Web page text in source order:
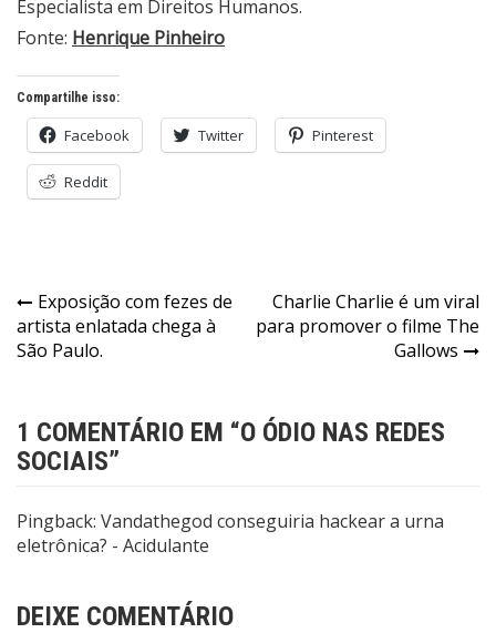
Especialista em Direitos Humanos.
Fonte: Henrique Pinheiro
Compartilhe isso:
Facebook Twitter Pinterest
Reddit
Navegação
de
Exposição com fezes de
artista enlatada chega à
São Paulo.
Charlie Charlie é um viral
para promover o filme The
Gallows
1 COMENTÁRIO EM “O ÓDIO NAS REDES
SOCIAIS”
Pingback: Vandathegod conseguiria hackear a urna
eletrônica? - Acidulante
DEIXE COMENTÁRIO